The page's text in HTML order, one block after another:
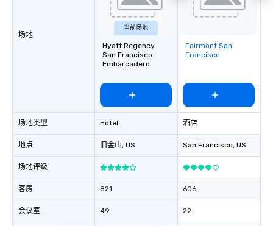
场地
场地类型
地点
场地评级
客房
会议室
当前场地
Hyatt Regency
San Francisco
Embarcadero
Hotel
旧金山, US
821
49
Removed from
favorites
Fairmont San
Francisco
酒店
San Francisco, US
606
22